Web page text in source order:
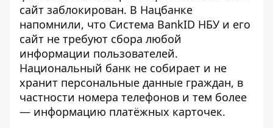
сайт заблокирован. В Нацбанке
напомнили, что Система BankID НБУ и его
сайт не требуют сбора любой
информации пользователей.
Национальный банк не собирает и не
хранит персональные данные граждан, в
частности номера телефонов и тем более
— информацию платёжных карточек.